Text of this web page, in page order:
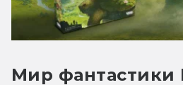
Мир фантастики